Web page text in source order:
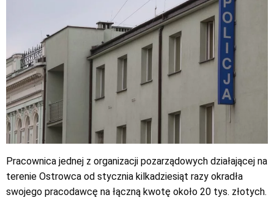
Pracownica jednej z organizacji pozarządowych działającej na
terenie Ostrowca od stycznia kilkadziesiąt razy okradła
swojego pracodawcę na łączną kwotę około 20 tys. złotych.